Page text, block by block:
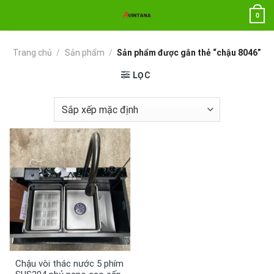
nội
0
Trang chủ / Sản phẩm / Sản phẩm được gắn thẻ “chậu 8046”
LỌC
Chậu vòi thác nước 5 phím